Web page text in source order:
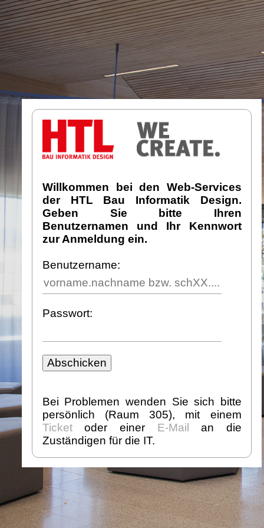
Willkommen bei den Web-Services
der HTL Bau Informatik Design.
Geben Sie bitte Ihren
Benutzernamen und Ihr Kennwort
zur Anmeldung ein.
Benutzername:
Passwort:
Bei Problemen wenden Sie sich bitte
persönlich (Raum 305), mit einem
Ticketoder einer E-Mail an die
Zuständigen für die IT.